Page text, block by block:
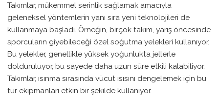
Takımlar, mükemmel serinlik sağlamak amacıyla
geleneksel yöntemlerin yanı sıra yeni teknolojileri de
kullanmaya başladı. Örneğin, birçok takım, yarış öncesinde
sporcuların giyebileceği özel soğutma yelekleri kullanıyor.
Bu yelekler, genellikle yüksek yoğunlukta jellerle
dolduruluyor, bu sayede daha uzun süre etkili kalabiliyor.
Takımlar, ısınma sırasında vücut ısısını dengelemek için bu
tür ekipmanları etkin bir şekilde kullanıyor.